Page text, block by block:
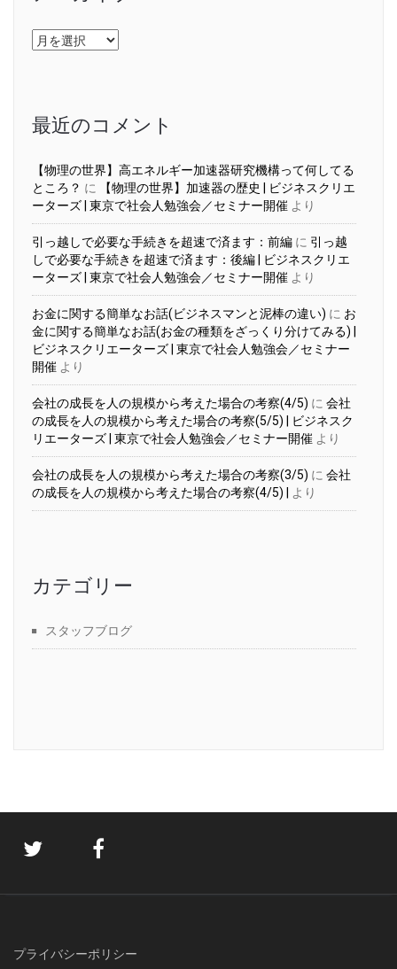
ア
ー
最近のコメント
【物理の世界】高エネルギー加速器研究機構って何してる
ところ？ に
【物理の世界】加速器の歴史 | ビジネスクリエ
ーターズ | 東京で社会人勉強会／セミナー開催 より
引っ越しで必要な手続きを超速で済ます：前編 に 引っ越
しで必要な手続きを超速で済ます：後編 | ビジネスクリエ
ーターズ | 東京で社会人勉強会／セミナー開催 より
お金に関する簡単なお話(ビジネスマンと泥棒の違い) に お
金に関する簡単なお話(お金の種類をざっくり分けてみる) |
ビジネスクリエーターズ | 東京で社会人勉強会／セミナー
開催 より
会社の成長を人の規模から考えた場合の考察(4/5) に 会社
の成長を人の規模から考えた場合の考察(5/5) | ビジネスク
リエーターズ | 東京で社会人勉強会／セミナー開催 より
会社の成長を人の規模から考えた場合の考察(3/5) に 会社
の成長を人の規模から考えた場合の考察(4/5) |
より
カテゴリー
スタッフブログ
プライバシーポリシー